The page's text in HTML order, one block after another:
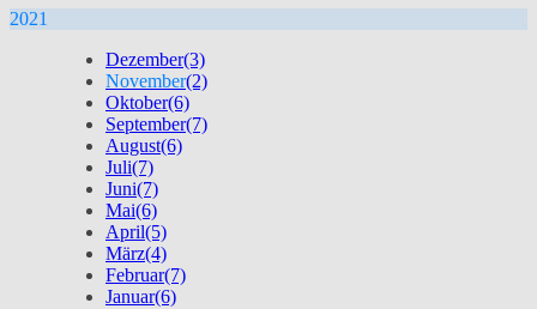
2021
Dezember(3)
November(2)
Oktober(6)
September(7)
August(6)
Juli(7)
Juni(7)
Mai(6)
April(5)
März(4)
Februar(7)
Januar(6)